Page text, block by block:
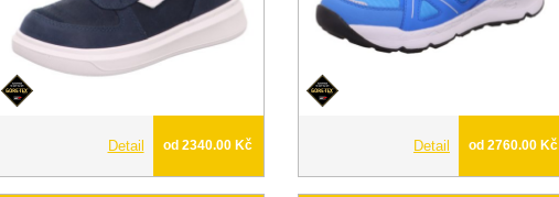
Detail od 2340.00 Kč Detail od 2760.00 Kč